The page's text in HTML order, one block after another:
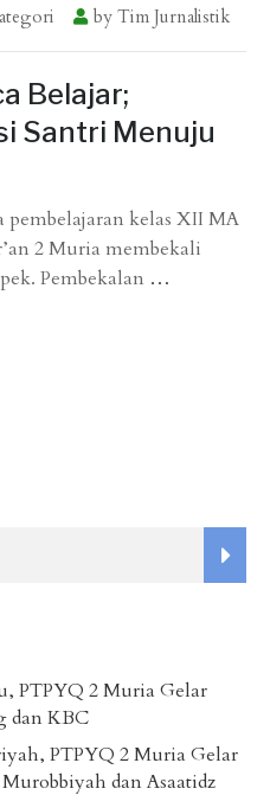
by Tim Jurnalistik
Belajar;
Santri Menuju
pembelajaran kelas XII MA
2 Muria membekali
Pembekalan …
PTPYQ 2 Muria Gelar
dan KBC
PTPYQ 2 Muria Gelar
dan Asaatidz